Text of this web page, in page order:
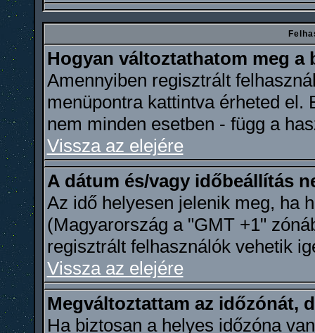
Hogyan változtathatom meg a
Amennyiben regisztrált
menüpontra kattintva érheted el.
nem minden esetben - függ a
Vissza az elejére
A dátum és/vagy időbeállítás
Az idő helyesen jelenik meg, ha
(Magyarország a "GMT +1"
regisztrált felhasználók vehetik
Vissza az elejére
Megváltoztattam az időzónát,
Ha biztosan a helyes időzóna